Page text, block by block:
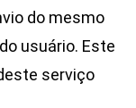
do mesmo
usuário. Este
serviço